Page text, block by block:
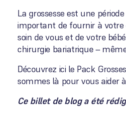
La grossesse est une
important de fournir à votre
soin de vous et de votre
chirurgie bariatrique –
Découvrez ici le Pack
sommes là pour vous aider
Ce billet de blog a été